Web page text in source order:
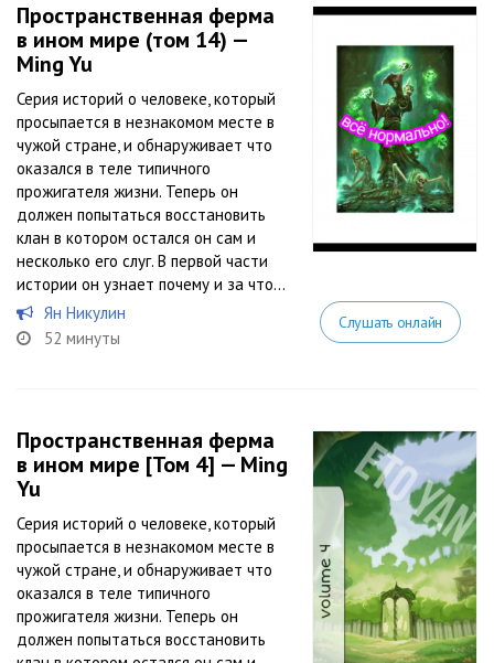
Пространственная ферма
в ином мире (том 14) —
Ming Yu
Серия историй о человеке, который
просыпается в незнакомом месте в
чужой стране, и обнаруживает что
оказался в теле типичного
прожигателя жизни. Теперь он
должен попытаться восстановить
клан в котором остался он сам и
несколько его слуг. В первой части
истории он узнает почему и за что...
Ян Никулин
52 минуты
Слушать онлайн
Пространственная ферма
в ином мире [Том 4] — Ming
Yu
Серия историй о человеке, который
просыпается в незнакомом месте в
чужой стране, и обнаруживает что
оказался в теле типичного
прожигателя жизни. Теперь он
должен попытаться восстановить